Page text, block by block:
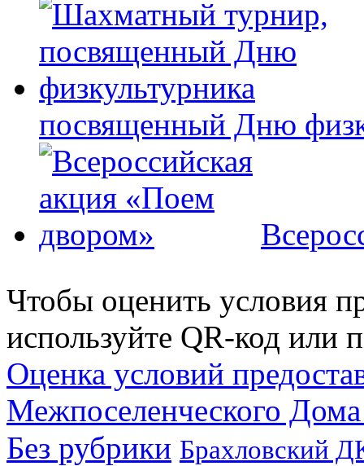
посвященный Дню
Чтобы оценить условия
используйте QR-код или
Оценка условий
Межпоселенческого
Без рубрики Брахловский